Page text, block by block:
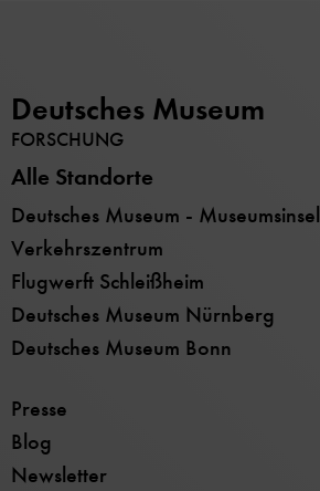
Deutsches Museum
FORSCHUNG
Alle Standorte
Deutsches Museum - Museumsinsel
Verkehrszentrum
Flugwerft Schleißheim
Deutsches Museum Nürnberg
Deutsches Museum Bonn
Presse
Blog
Newsletter